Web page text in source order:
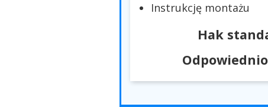
Instrukcję montażu
Hak